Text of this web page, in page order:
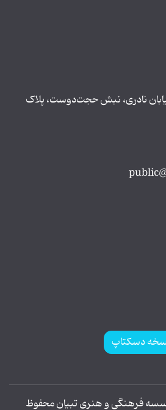
نادری، نبش حجت‌دوست، پلاک
دسکتاپ
فرهنگی و هنری تبیان محفوظ